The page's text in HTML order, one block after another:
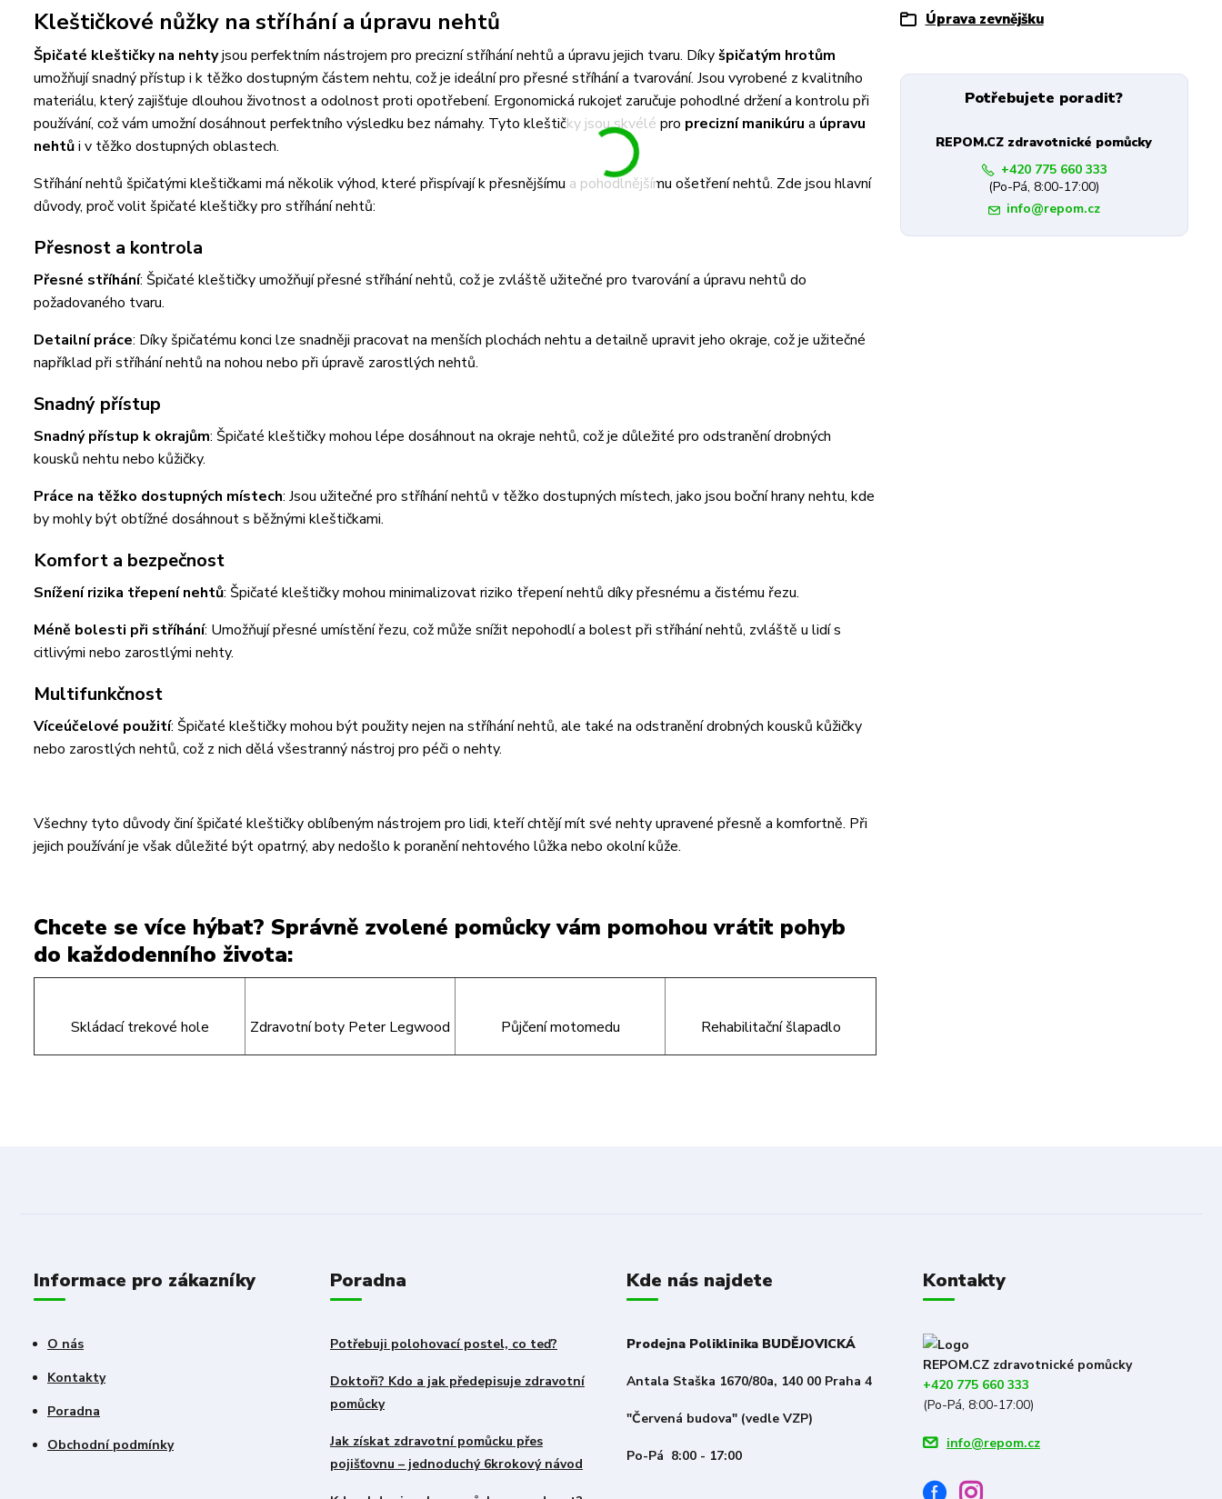
Kleštičkové nůžky na stříhání a úpravu nehtů
Špičaté kleštičky na nehtyjsou perfektním nástrojem pro precizní stříhání nehtů a úpravu jejich tvaru. Díkyšpičatým hrotům
umožňují snadný přístup i k těžko dostupným částem nehtu, což je ideální pro přesné stříhání a tvarování. Jsou vyrobené z kvalitního
materiálu, který zajišťuje dlouhou životnost a odolnost proti opotřebení. Ergonomická rukojeť zaručuje pohodlné držení a kontrolu při
používání, což vám umožní dosáhnout perfektního výsledku bez námahy. Tyto kleštičky jsou skvélé pro precizní manikúru a úpravu
nehtůi v těžko dostupných oblastech.
Stříhání nehtů špičatými kleštičkami má několik výhod, které přispívají k přesnějšímu a pohodlnějšímu ošetření nehtů. Zde jsou hlavní
důvody, proč volit špičaté kleštičky pro stříhání nehtů:
Přesnost a kontrola
Přesné stříhání: Špičaté kleštičky umožňují přesné stříhání nehtů, což je zvláště užitečné pro tvarování a úpravu nehtů do
požadovaného tvaru.
Detailní práce: Díky špičatému konci lze snadněji pracovat na menších plochách nehtu a detailně upravit jeho okraje, což je užitečné
například při stříhání nehtů na nohou nebo při úpravě zarostlých nehtů.
Snadný přístup
Snadný přístup k okrajům: Špičaté kleštičky mohou lépe dosáhnout na okraje nehtů, což je důležité pro odstranění drobných
kousků nehtu nebo kůžičky.
Práce na těžko dostupných místech: Jsou užitečné pro stříhání nehtů v těžko dostupných místech, jako jsou boční hrany nehtu, kde
by mohly být obtížné dosáhnout s běžnými kleštičkami.
Komfort a bezpečnost
Snížení rizika třepení nehtů: Špičaté kleštičky mohou minimalizovat riziko třepení nehtů díky přesnému a čistému řezu.
Méně bolesti při stříhání: Umožňují přesné umístění řezu, což může snížit nepohodlí a bolest při stříhání nehtů, zvláště u lidí s
citlivými nebo zarostlými nehty.
Multifunkčnost
Víceúčelové použití: Špičaté kleštičky mohou být použity nejen na stříhání nehtů, ale také na odstranění drobných kousků kůžičky
nebo zarostlých nehtů, což z nich dělá všestranný nástroj pro péči o nehty.
Všechny tyto důvody činí špičaté kleštičky oblíbeným nástrojem pro lidi, kteří chtějí mít své nehty upravené přesně a komfortně. Při
jejich používání je však důležité být opatrný, aby nedošlo k poranění nehtového lůžka nebo okolní kůže.
Chcete se více hýbat? Správně zvolené pomůcky vám pomohou vrátit pohyb
do každodenního života:
Skládací trekové hole Zdravotní boty Peter Legwood Půjčení motomedu Rehabilitační šlapadlo
Úprava zevnějšku
Potřebujete poradit?
REPOM.CZ zdravotnické pomůcky
+420 775 660 333
(Po-Pá, 8:00-17:00)
info@repom.cz
Informace pro zákazníky
O nás
Kontakty
Poradna
Obchodní podmínky
Poradna
Potřebuji polohovací postel, co teď?
Doktoři? Kdo a jak předepisuje zdravotní
pomůcky
Jak získat zdravotní pomůcku přes
pojišťovnu – jednoduchý 6krokový návod
Kde nás najdete
Prodejna Poliklinika BUDĚJOVICKÁ
Antala Staška 1670/80a, 140 00 Praha 4
"Červená budova" (vedle VZP)
Po-Pá 8:00 - 17:00
Kontakty
REPOM.CZ zdravotnické pomůcky
+420 775 660 333
(Po-Pá, 8:00-17:00)
info@repom.cz